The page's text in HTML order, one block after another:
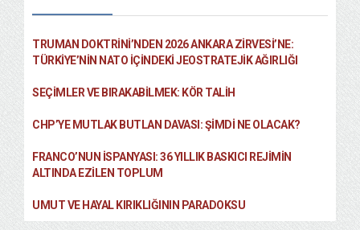
TRUMAN DOKTRINI’NDEN 2026 ANKARA ZIRVESI’NE:
TÜRKIYE’NIN NATO İÇINDEKI JEOSTRATEJIK AĞIRLIĞI
SEÇIMLER VE BIRAKABILMEK: KÖR TALIH
CHP’YE MUTLAK BUTLAN DAVASI: ŞİMDİ NE OLACAK?
FRANCO’NUN İSPANYASI: 36 YILLIK BASKICI REJIMIN
ALTINDA EZILEN TOPLUM
UMUT VE HAYAL KIRIKLIĞININ PARADOKSU